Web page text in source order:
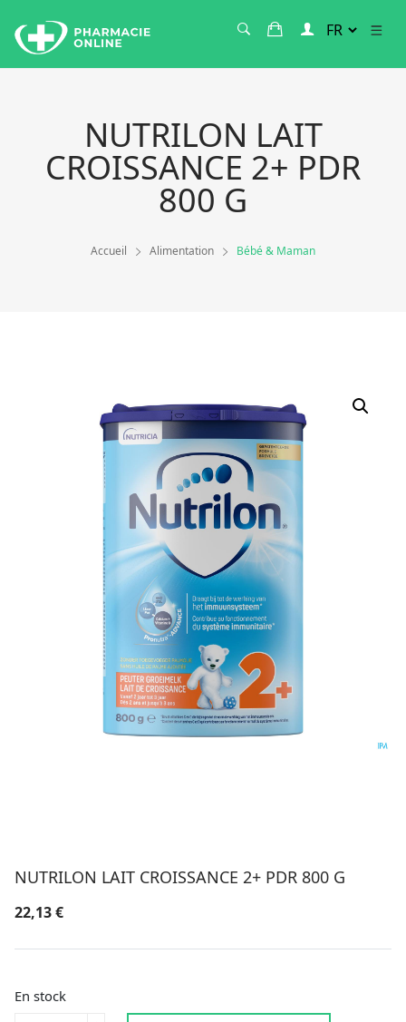
NUTRILON LAIT
CROISSANCE 2+ PDR
800 G
Accueil Alimentation Bébé & Maman
NUTRILON LAIT CROISSANCE 2+ PDR 800 G
22,13€
En stock